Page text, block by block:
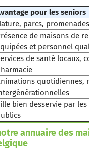
pour les seniors
parcs,
de maisons de
et personnel
de santé locaux,
quotidiennes,
bien desservie par
annuaire des